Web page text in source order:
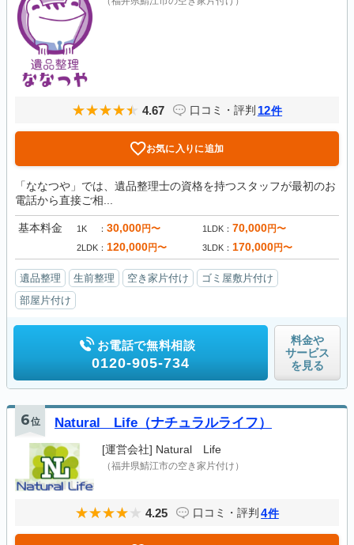
4.67 口コミ・評判 12件
お気に入りに追加
「ななつや」では、遺品整理士の資格を持つスタッフが最初のお
電話から直接ご相...
基本料金 1K 30,000円〜 1LDK 70,000円〜
2LDK 120,000円〜 3LDK 170,000円〜
遺品整理 生前整理 空き家片付け
ゴミ屋敷片付け
部屋片付け
お電話で無料相談
0120-905-734
料金や
サービス
を見る
6位 Natural Life（ナチュラルライフ）
[運営会社] Natural Life
（福井県鯖江市の空き家片付け）
4.25 口コミ・評判 4件